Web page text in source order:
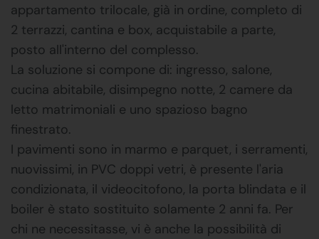
appartamento trilocale, già in ordine, completo di
2 terrazzi, cantina e box, acquistabile a parte,
posto all'interno del complesso.
La soluzione si compone di: ingresso, salone,
cucina abitabile, disimpegno notte, 2 camere da
letto matrimoniali e uno spazioso bagno
finestrato.
I pavimenti sono in marmo e parquet, i serramenti,
nuovissimi, in PVC doppi vetri, è presente l'aria
condizionata, il videocitofono, la porta blindata e il
boiler è stato sostituito solamente 2 anni fa. Per
chi ne necessitasse, vi è anche la possibilità di